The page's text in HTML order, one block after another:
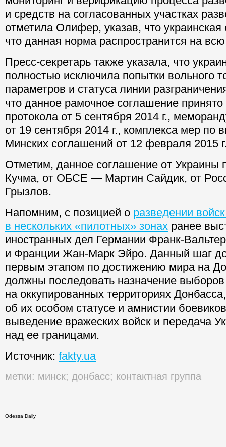
и средств на согласованных участках
отметила Олифер, указав, что украинская
что данная норма распространится на
Пресс-секретарь также указала, что
полностью исключила попытки вольного
параметров и статуса линии
что данное рамочное соглашение
протокола от 5 сентября 2014 г.,
от 19 сентября 2014 г., комплекса мер по
Минских соглашений от 12 февраля 2015
Отметим, данное соглашение от Украины
Кучма, от ОБСЕ — Мартин Сайдик, от
Грызлов.
Напомним, с позицией о разведении
в нескольких «пилотных» зонах ранее
иностранных дел Германии Франк-
и Франции Жан-Марк Эйро. Данный шаг
первым этапом по достижению мира на
должны последовать назначение выборов
на оккупированных территориях
об их особом статусе и амнистии
выведение вражеских войск и передача
над ее границами.
Источник: fakty.ua
метки: минск; донбасс; контактная группа
Odessa Daily